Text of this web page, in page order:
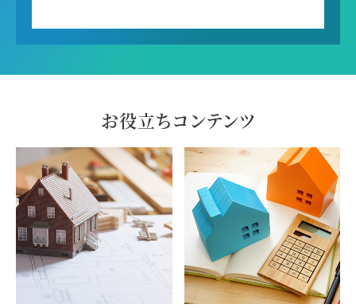
お役立ちコンテンツ